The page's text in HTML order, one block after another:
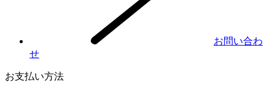
お問い合わ
せ
お支払い方法